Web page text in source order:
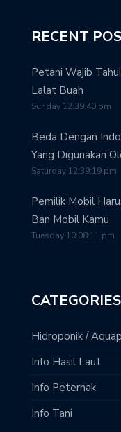
RECENT
Petani Wajib
Lalat Buah
Sunday 12:39:40 pm
Beda Dengan
Yang Digunakan
Saturday 12:39:19 pm
Pemilik Mobil
Ban Mobil Kamu
Tuesday 10:08:11 pm
CATEGORIES
Hidroponik /
Info Hasil Laut
Info Peternak
Info Tani